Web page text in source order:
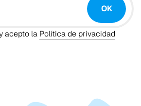
OK
acepto la Política de privacidad